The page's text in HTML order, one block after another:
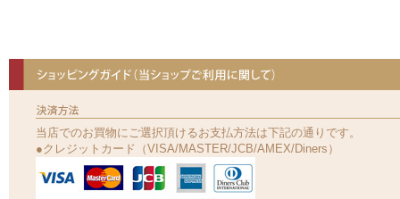
当店でのお買物にご選択頂けるお支払方法は下記の通りです。
●クレジットカード（VISA/MASTER/JCB/AMEX/Diners）